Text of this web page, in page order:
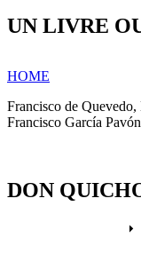
UN LIVRE
HOME
Francisco de
Francisco García
DON